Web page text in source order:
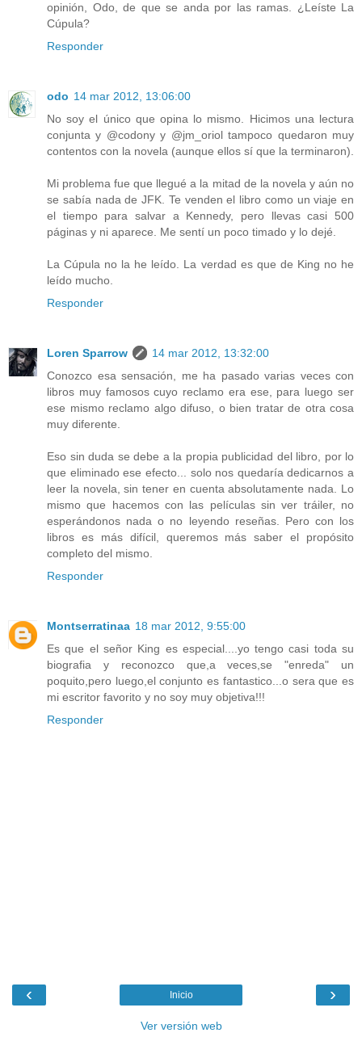
opinión, Odo, de que se anda por las ramas. ¿Leíste La
Cúpula?
Responder
odo 14 mar 2012, 13:06:00
No soy el único que opina lo mismo. Hicimos una lectura
conjunta y @codony y @jm_oriol tampoco quedaron muy
contentos con la novela (aunque ellos sí que la terminaron).
Mi problema fue que llegué a la mitad de la novela y aún no
se sabía nada de JFK. Te venden el libro como un viaje en
el tiempo para salvar a Kennedy, pero llevas casi 500
páginas y ni aparece. Me sentí un poco timado y lo dejé.
La Cúpula no la he leído. La verdad es que de King no he
leído mucho.
Responder
Loren Sparrow
14 mar 2012, 13:32:00
Conozco esa sensación, me ha pasado varias veces con
libros muy famosos cuyo reclamo era ese, para luego ser
ese mismo reclamo algo difuso, o bien tratar de otra cosa
muy diferente.
Eso sin duda se debe a la propia publicidad del libro, por lo
que eliminado ese efecto... solo nos quedaría dedicarnos a
leer la novela, sin tener en cuenta absolutamente nada. Lo
mismo que hacemos con las películas sin ver tráiler, no
esperándonos nada o no leyendo reseñas. Pero con los
libros es más difícil, queremos más saber el propósito
completo del mismo.
Responder
Montserratinaa 18 mar 2012, 9:55:00
Es que el señor King es especial....yo tengo casi toda su
biografia y reconozco que,a veces,se "enreda" un
poquito,pero luego,el conjunto es fantastico...o sera que es
mi escritor favorito y no soy muy objetiva!!!
Responder
‹ ›
Inicio
Ver versión web